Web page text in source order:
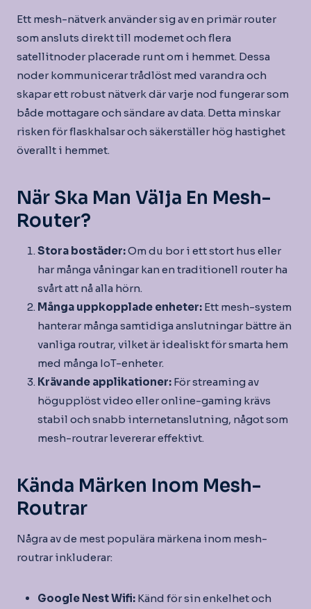
Ett mesh-nätverk använder sig av en primär router
som ansluts direkt till modemet och flera
satellitnoder placerade runt om i hemmet. Dessa
noder kommunicerar trådlöst med varandra och
skapar ett robust nätverk där varje nod fungerar som
både mottagare och sändare av data. Detta minskar
risken för flaskhalsar och säkerställer hög hastighet
överallt i hemmet.
När Ska Man Välja En Mesh-
Router?
Stora bostäder:Om du bor i ett stort hus eller
har många våningar kan en traditionell router ha
svårt att nå alla hörn.
Många uppkopplade enheter: Ett mesh-system
hanterar många samtidiga anslutningar bättre än
vanliga routrar, vilket är idealiskt för smarta hem
med många IoT-enheter.
Krävande applikationer: För streaming av
högupplöst video eller online-gaming krävs
stabil och snabb internetanslutning, något som
mesh-routrar levererar effektivt.
Kända Märken Inom Mesh-
Routrar
Några av de mest populära märkena inom mesh-
routrar inkluderar:
Google Nest Wifi: Känd för sin enkelhet och